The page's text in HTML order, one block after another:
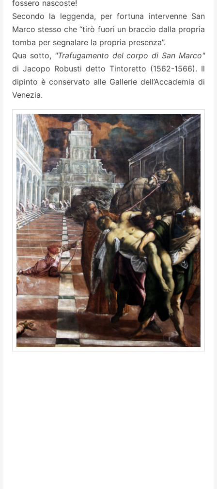
fossero nascoste!
Secondo la leggenda, per fortuna intervenne San
Marco stesso che “tirò fuori un braccio dalla propria
tomba per segnalare la propria presenza”.
Qua sotto, "Trafugamento del corpo di San Marco"
di Jacopo Robusti detto Tintoretto (1562-1566). Il
dipinto è conservato alle Gallerie dell’Accademia di
Venezia.